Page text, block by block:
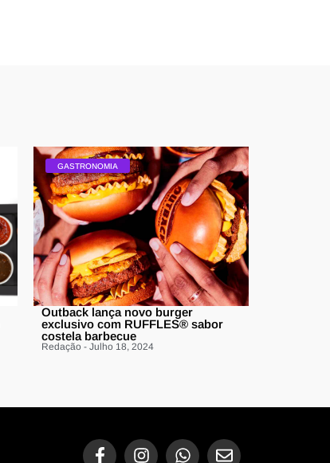
GASTRONOMIA
Outback lança novo burger
exclusivo com RUFFLES®️ sabor
costela barbecue
Redação - Julho 18, 2024